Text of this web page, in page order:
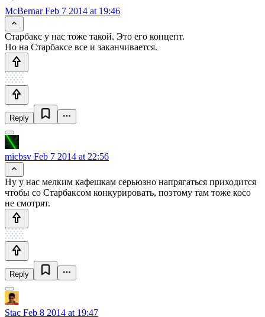
McBernarFeb 7 2014 at 19:46
Старбакс у нас тоже такой. Это его концепт.
Но на Старбаксе все и заканчивается.
Reply
micbsv Feb 7 2014 at 22:56
Ну у нас мелким кафешкам серьюзно напрягаться приходится
чтобы со Старбаксом конкурировать, поэтому там тоже косо
не смотрят.
Reply
Stac Feb 8 2014 at 19:47